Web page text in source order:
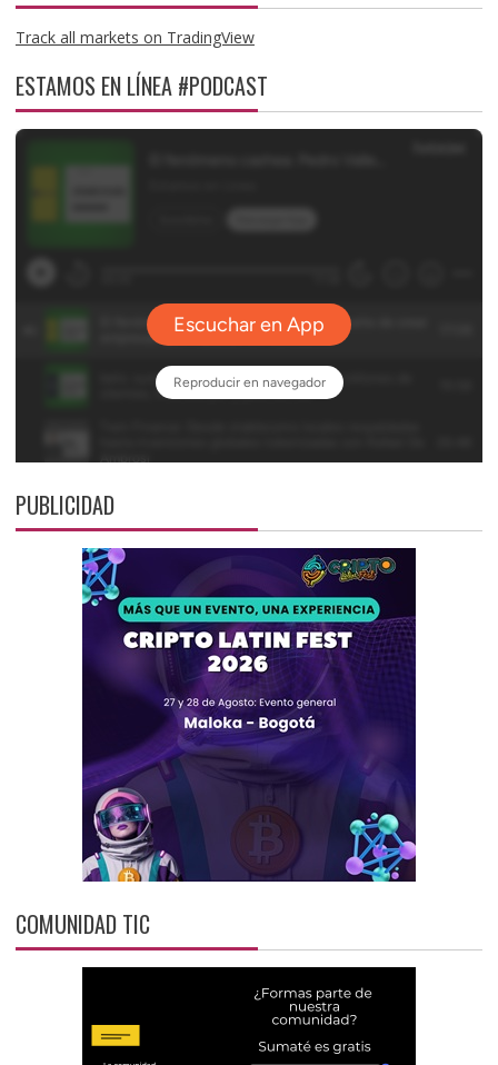
Track all markets on TradingView
ESTAMOS EN LÍNEA #PODCAST
PUBLICIDAD
COMUNIDAD TIC